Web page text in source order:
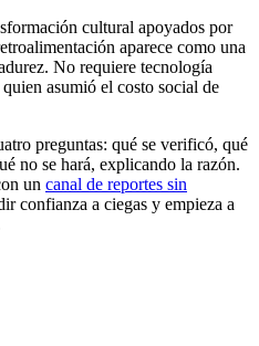
cultural apoyados por
aparece como una
No requiere tecnología
asumió el costo social de
preguntas: qué se verificó, qué
no se hará, explicando la razón.
un canal de reportes sin
confianza a ciegas y empieza a